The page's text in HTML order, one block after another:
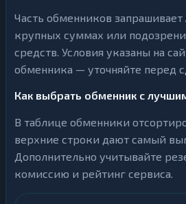
Часть обменников запрашивает
крупных суммах или
средств. Условия указаны на
обменника — уточняйте перед
Как выбрать обменник с
В таблице обменники
верхние строки дают самый
Дополнительно учитывайте
комиссию и рейтинг сервиса.